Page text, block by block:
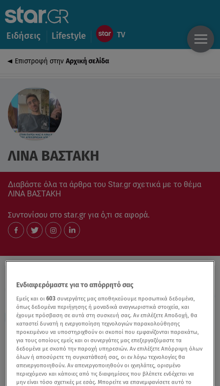
Ειδήσεις Lifestyle
Επιστροφή στην Αρχική σελίδα
ΛΙΝΑ ΒΑΣΤΑΚΗ
Διαβάστε όλα τα άρθρα του Star.gr σχετικά με το θέμα
ΛΙΝΑ ΒΑΣΤΑΚΗ
Συντονίσου στο star.gr για ό,τι σε αφορά.
Ενδιαφερόμαστε για το απόρρητό σας
Εμείς και οι603 συνεργάτες μας αποθηκεύουμε προσωπικά δεδομένα,
όπως δεδομένα περιήγησης ή μοναδικά αναγνωριστικά στοιχεία, και
έχουμε πρόσβαση σε αυτά στη συσκευή σας. Αν επιλέξετε Αποδοχή, θα
καταστεί δυνατή η ενεργοποίηση τεχνολογιών παρακολούθησης
προκειμένου να υποστηριχθούν οι σκοποί που εμφανίζονται παρακάτω,
για τους οποίους εμείς και οι συνεργάτες μας επεξεργαζόμαστε τα
δεδομένα με σκοπό την παροχή υπηρεσιών. Αν επιλέξετε Απόρριψη όλων
όλων ή αποσύρετε τη συγκατάθεσή σας, οι εν λόγω τεχνολογίες θα
απενεργοποιηθούν. Αν απενεργοποιηθούν οι ιχνηλάτες, ορισμένο
περιεχόμενο και κάποιες από τις διαφημίσεις που βλέπετε ενδέχεται να
μην είναι τόσο σχετικές με εσάς. Μπορείτε να επανεμφανίσετε αυτό το